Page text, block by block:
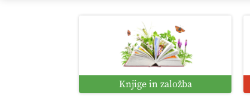
Knjige in založba
12:11
09:09